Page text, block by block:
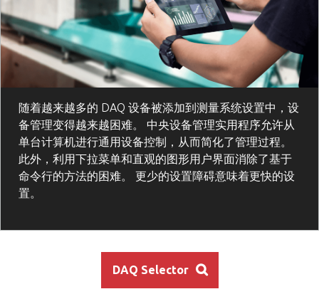
随着越来越多的 DAQ 设备被添加到测量系统设置中，设
备管理变得越来越困难。 中央设备管理实用程序允许从
单台计算机进行通用设备控制，从而简化了管理过程。
此外，利用下拉菜单和直观的图形用户界面消除了基于
命令行的方法的困难。 更少的设置障碍意味着更快的设
置。
DAQ Selector